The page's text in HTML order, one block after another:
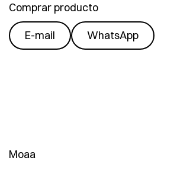
Comprar producto
E-mail WhatsApp
Moaa